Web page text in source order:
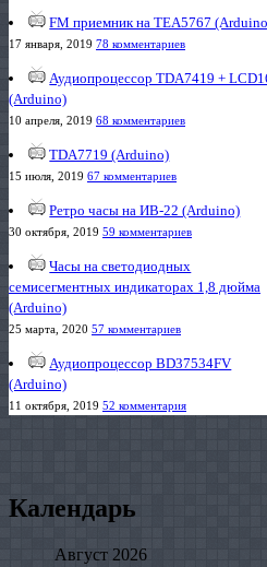
FM приемник на TEA5767
17 января, 2019 78 комментариев
Аудиопроцессор TDA7419 +
(Arduino)
10 апреля, 2019 68 комментариев
TDA7719 (Arduino)
15 июля, 2019 67 комментариев
Ретро часы на ИВ-22 (Arduino)
30 октября, 2019 59 комментариев
Часы на светодиодных
семисегментных индикаторах 1,8 дюйма
(Arduino)
25 марта, 2020 57 комментариев
Аудиопроцессор BD37534FV
(Arduino)
11 октября, 2019 52 комментария
Календарь
Август 2026